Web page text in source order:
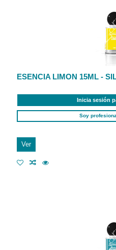
ESENCIA LIMON 15ML -
Inicia sesión
Soy
Ver